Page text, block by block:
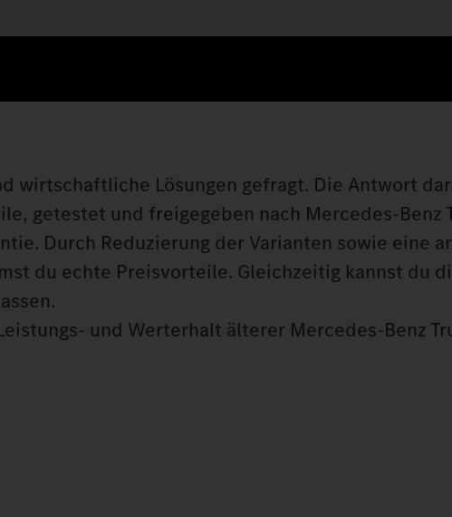
wirtschaftliche Lösungen gefragt. Die Antwort
getestet und freigegeben nach Mercedes‑Benz
Durch Reduzierung der Varianten sowie eine
du echte Preisvorteile. Gleichzeitig kannst du
und Werterhalt älterer Mercedes‑Benz